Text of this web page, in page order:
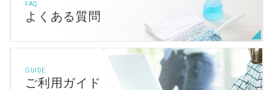
FAQ
よくある質問
GUIDE
ご利用ガイド